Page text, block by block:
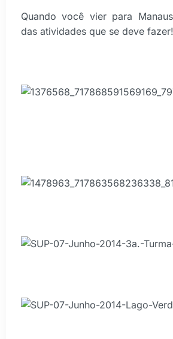
Quando você vier para
das atividades que se deve fazer!